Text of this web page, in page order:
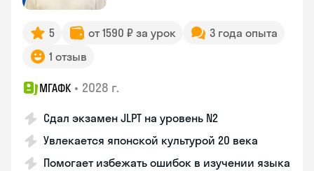
5 от 1590 ₽ за урок
3 года опыта
1 отзыв
МГАФК • 2028 г.
Сдал экзамен JLPT на уровень N2
Увлекается японской культурой 20 века
Помогает избежать ошибок в изучении языка